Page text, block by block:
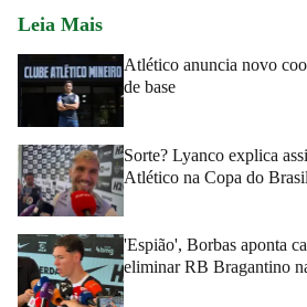
Leia Mais
Atlético anuncia novo
de base
Sorte? Lyanco explica
Atlético na Copa do Brasil
'Espião', Borbas aponta
eliminar RB Bragantino